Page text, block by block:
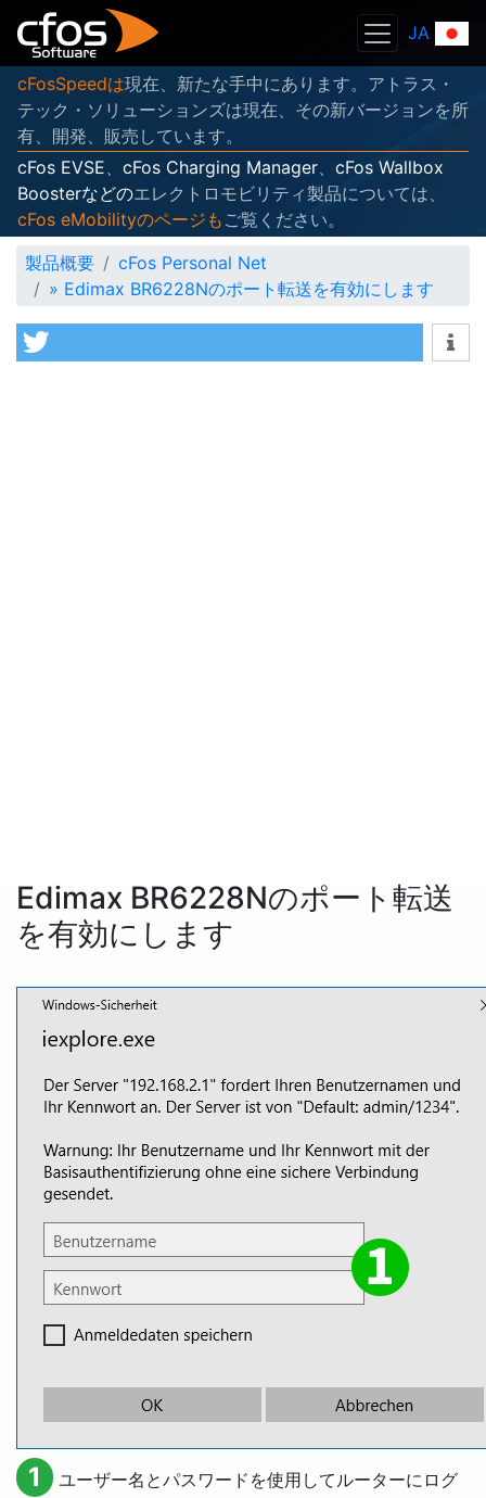
JA
cFosSpeedは現在、新たな手中にあります。アトラス・
テック・ソリューションズは現在、その新バージョンを所
有、開発、販売しています。
cFos EVSE、 cFos Charging Manager、 cFos Wallbox
Boosterなどのエレクトロモビリティ製品については、
cFos eMobilityのページも ご覧ください。
製品概要
cFos Personal Net
» Edimax BR6228Nのポート転送を有効にします
Edimax BR6228Nのポート転送
を有効にします
1
ユーザー名とパスワードを使用してルーターにログ